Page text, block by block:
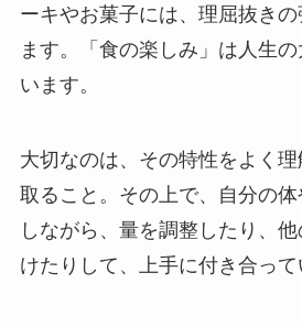
ーキやお菓子には、理屈抜き
ます。「食の楽しみ」は人生
います。
大切なのは、その特性をよく
取ること。その上で、自分の
しながら、量を調整したり、
けたりして、上手に付き合って